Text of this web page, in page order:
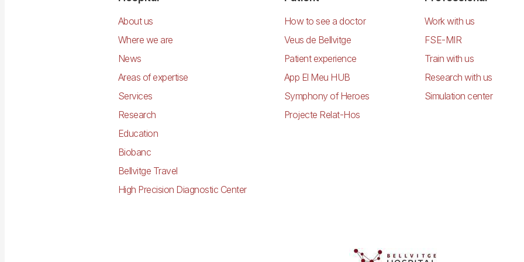
About us
Where we are
News
Areas of expertise
Services
Research
Education
Biobanc
Bellvitge Travel
High Precision Diagnostic Center
How to see a doctor
Veus de Bellvitge
Patient experience
App El Meu HUB
Symphony of Heroes
Projecte Relat-Hos
Work with us
FSE-MIR
Train with us
Research with us
Simulation center